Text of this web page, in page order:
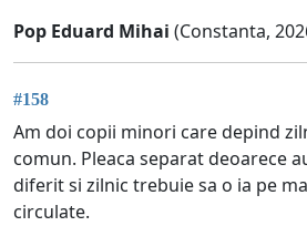
Pop Eduard Mihai (Constanta,
#158
Am doi copii minori care depind
comun. Pleaca separat deoarece
diferit si zilnic trebuie sa o ia pe
circulate.